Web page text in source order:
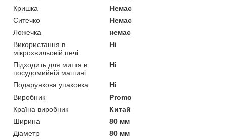
Кришка
Немає
Ситечко
Немає
Ложечка
немає
Використання в
мікрохвильовій печі
Ні
Підходить для миття в
посудомийній машині
Ні
Подарункова упаковка
Ні
Виробник
Promo
Країна виробник
Китай
Ширина
80 мм
Діаметр
80 мм